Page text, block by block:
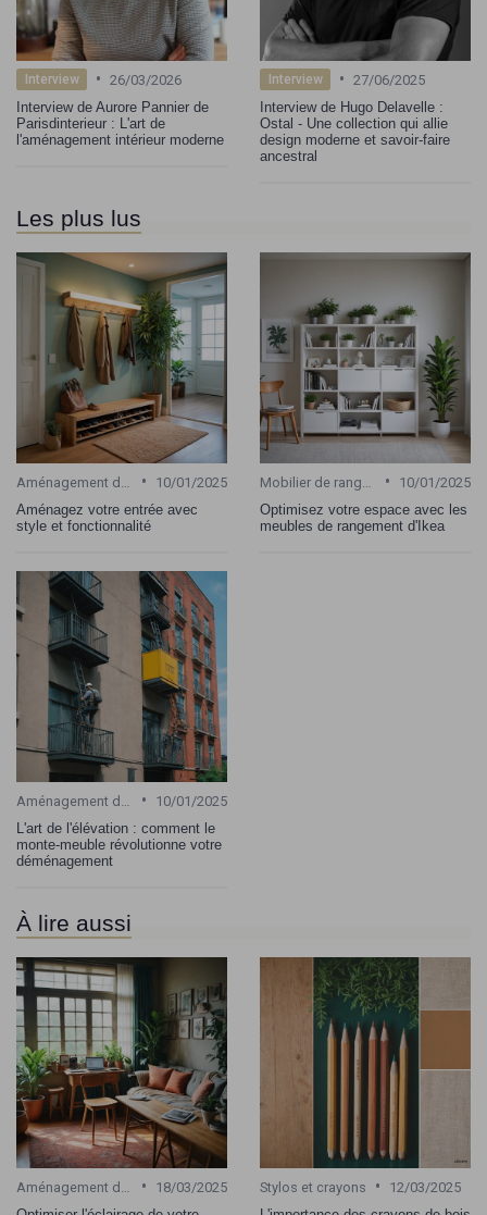
Interview • 26/03/2026
Interview de Aurore Pannier de
Parisdinterieur : L'art de
l'aménagement intérieur moderne
Interview • 27/06/2025
Interview de Hugo Delavelle :
Ostal - Une collection qui allie
design moderne et savoir-faire
ancestral
Les plus lus
•
10/01/2025
Aménagez votre entrée avec
style et fonctionnalité
•
10/01/2025
Optimisez votre espace avec les
meubles de rangement d'Ikea
•
10/01/2025
L'art de l'élévation : comment le
monte-meuble révolutionne votre
déménagement
À lire aussi
•
18/03/2025
Stylos et crayons •
12/03/2025